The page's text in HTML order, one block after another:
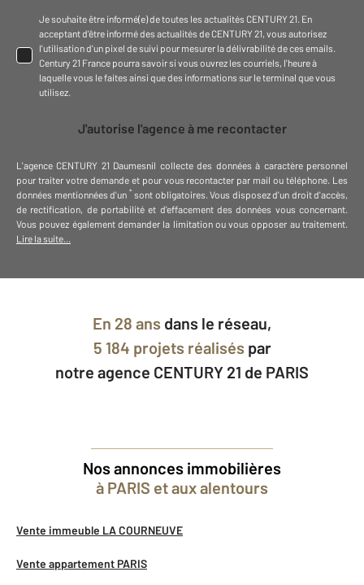
Je souhaite être informé(e) de toutes les actualités CENTURY 21. En
acceptant d'être informé des actualités de CENTURY 21, vous autorisez
l'utilisation d'un pixel de suivi pour mesurer la délivrabilité de ces emails.
Century 21 France pourra savoir si vous ouvrez les courriels, l'heure à
laquelle vous le faites ainsi que des informations sur le terminal que vous
utilisez.
J'autorise l'agence à me recontacter
L'agence CENTURY 21 Daumesnil collecte des données à caractère personnel
pour traiter votre demande et pour vous recontacter par mail ou téléphone Les
données mentionnées d'un * sont obligatoires. Vous disposez d'un droit d'accès,
de rectification, de portabilité et d'effacement des données vous concernant.
Vous pouvez également demander la limitation ou vous opposer au traitement.
Lire la suite...
En 28 ans dans le réseau,
5 184 projets réalisés par
notre agence CENTURY 21 de PARIS
Nos annonces immobilières
à PARIS et aux alentours
Vente immeuble LA COURNEUVE
Vente appartement PARIS